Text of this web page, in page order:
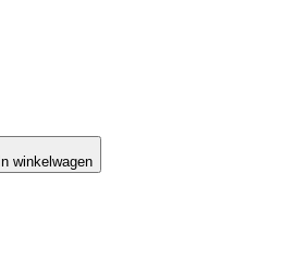
In winkelwagen